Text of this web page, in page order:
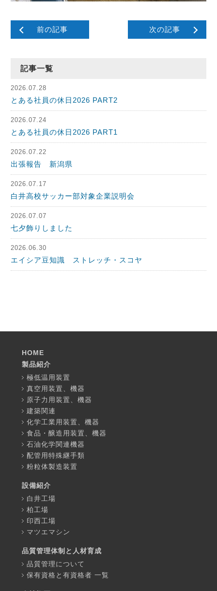
前の記事 次の記事
記事一覧
2026.07.28
とある社員の休日2026 PART2
2026.07.24
とある社員の休日2026 PART1
2026.07.22
出張報告 新潟県
2026.07.17
白井高校サッカー部対象企業説明会
2026.07.07
七夕飾りしました
2026.06.30
エイシア豆知識 ストレッチ・スコヤ
HOME
製品紹介
極低温用装置
真空用装置、機器
原子力用装置、機器
建築関連
化学工業用装置、機器
食品・醸造用装置、機器
石油化学関連機器
配管用特殊継手類
粉粒体製造装置
設備紹介
白井工場
柏工場
印西工場
マツエマシン
品質管理体制と人材育成
品質管理について
保有資格と有資格者 一覧